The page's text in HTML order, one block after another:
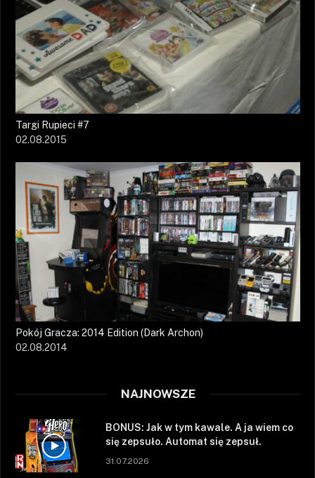
Targi Rupieci #7
02.08.2015
Pokój Gracza: 2014 Edition (Dark Archon)
02.08.2014
NAJNOWSZE
BONUS: Jak w tym kawale. A ja wiem co
się zepsuło. Automat się zepsuł.
31.07.2026